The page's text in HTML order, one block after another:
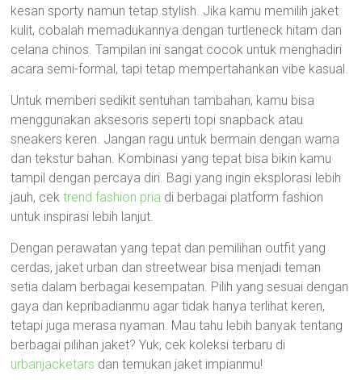
kesan sporty namun tetap stylish. Jika kamu memilih jaket
kulit, cobalah memadukannya dengan turtleneck hitam dan
celana chinos. Tampilan ini sangat cocok untuk menghadiri
acara semi-formal, tapi tetap mempertahankan vibe kasual.
Untuk memberi sedikit sentuhan tambahan, kamu bisa
menggunakan aksesoris seperti topi snapback atau
sneakers keren. Jangan ragu untuk bermain dengan warna
dan tekstur bahan. Kombinasi yang tepat bisa bikin kamu
tampil dengan percaya diri. Bagi yang ingin eksplorasi lebih
jauh, cektrend fashion pria di berbagai platform fashion
untuk inspirasi lebih lanjut.
Dengan perawatan yang tepat dan pemilihan outfit yang
cerdas, jaket urban dan streetwear bisa menjadi teman
setia dalam berbagai kesempatan. Pilih yang sesuai dengan
gaya dan kepribadianmu agar tidak hanya terlihat keren,
tetapi juga merasa nyaman. Mau tahu lebih banyak tentang
berbagai pilihan jaket? Yuk, cek koleksi terbaru di
urbanjacketars dan temukan jaket impianmu!